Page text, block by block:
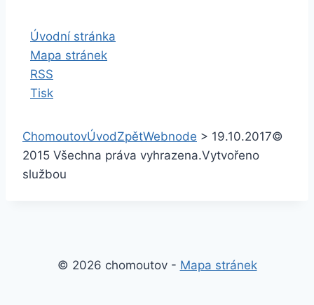
Úvodní stránka
Mapa stránek
RSS
Tisk
ChomoutovÚvodZpětWebnode > 19.10.2017©
2015 Všechna práva vyhrazena.Vytvořeno
službou
© 2026 chomoutov - Mapa stránek